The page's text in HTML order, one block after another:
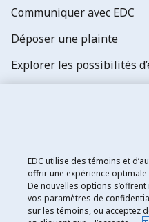
Communiquer avec EDC
Déposer une plainte
Explorer les possibilités
Exportation et développement
Énoncé de confidentialité
EDC utilise des témoins et
offrir une expérience
De nouvelles options
vos paramètres de
sur les témoins, ou acceptez